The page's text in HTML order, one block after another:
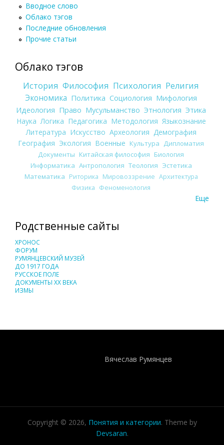
Вводное слово
Облако тэгов
Последние обновления
Прочие статьи
Облако тэгов
История Философия Психология Религия
Экономика Политика Социология Мифология
Идеология Право Мусульманство Этнология Этика
Наука Логика Педагогика Методология Языкознание
Литература Искусство Археология Демография
География Экология Военные Культура
Дипломатия
Документы Китайская философия Биология
Информатика Антропология Теология Эстетика
Математика Риторика Мировоззрение Архитектура
Физика Феноменология
Еще
Родственные сайты
ХРОНОС
ФОРУМ
РУМЯНЦЕВСКИЙ МУЗЕЙ
ДО 1917 ГОДА
РУССКОЕ ПОЛЕ
ДОКУМЕНТЫ XX ВЕКА
ИЗМЫ
Вячеслав Румянцев
Copyright © 2026, Понятия и категории. Theme by
Devsaran.